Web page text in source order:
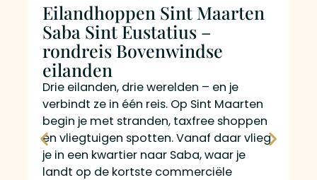
Eilandhoppen Sint Maarten
Saba Sint Eustatius –
rondreis Bovenwindse
eilanden
Drie eilanden, drie werelden – en je
verbindt ze in één reis. Op Sint Maarten
begin je met stranden, taxfree shoppen
en vliegtuigen spotten. Vanaf daar vlieg
je in een kwartier naar Saba, waar je
landt op de kortste commerciële